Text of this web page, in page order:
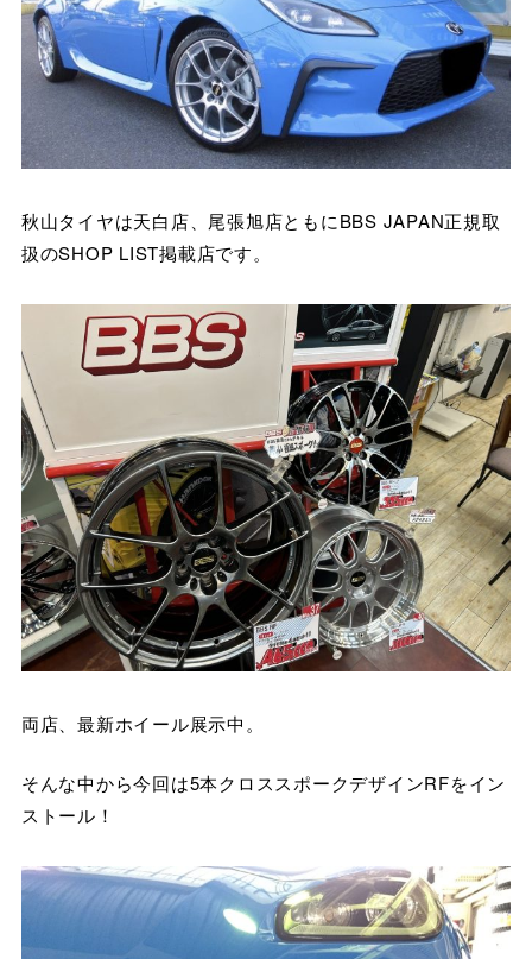
秋山タイヤは天白店、尾張旭店ともにBBS JAPAN正規取
扱のSHOP LIST掲載店です。
両店、最新ホイール展示中。
そんな中から今回は5本クロススポークデザインRFをイン
ストール！